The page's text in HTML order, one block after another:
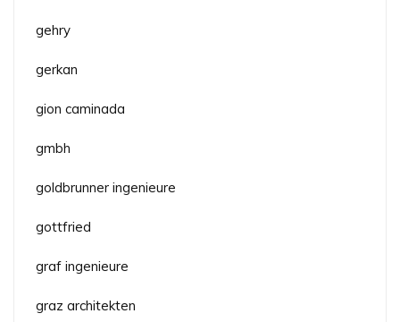
gehry
gerkan
gion caminada
gmbh
goldbrunner ingenieure
gottfried
graf ingenieure
graz architekten